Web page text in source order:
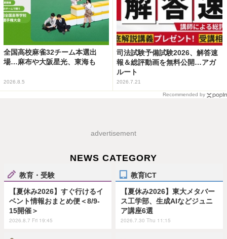
全国高校麻雀32チーム本選出
場…麻布や大阪星光、東海も
2026.8.5
司法試験予備試験2026、解答速
報＆総評動画を無料公開…アガ
ルート
2026.7.21
Recommended by
advertisement
NEWS CATEGORY
教育・受験
【夏休み2026】すぐ行けるイ
ベント情報おまとめ便＜8/9-
15開催＞
2026.8.7 Fri 19:45
教育ICT
【夏休み2026】東大メタバー
ス工学部、生成AIなどジュニ
ア講座6選
2026.7.30 Thu 11:15